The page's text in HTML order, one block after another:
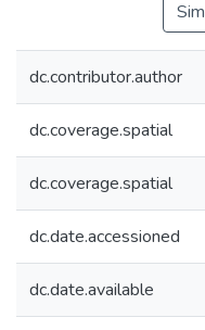
dc.contributor.author
dc.coverage.spatial
dc.coverage.spatial
dc.date.accessioned
dc.date.available